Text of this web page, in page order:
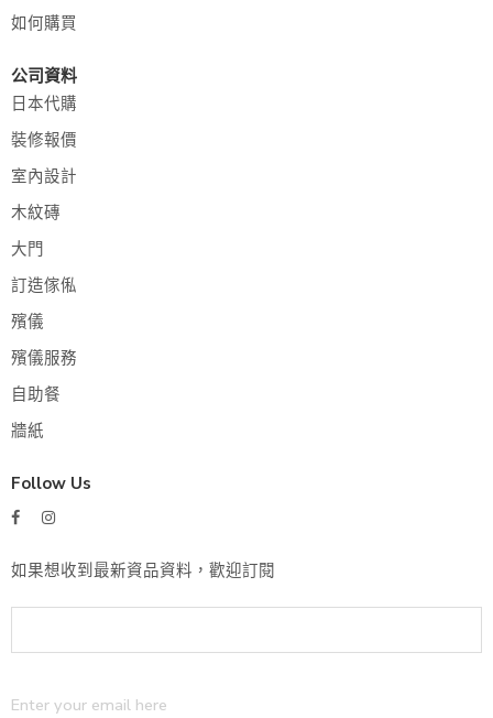
如何購買
公司資料
日本代購
裝修報價
室內設計
木紋磚
大門
訂造傢俬
殯儀
殯儀服務
自助餐
牆紙
Follow Us
如果想收到最新資品資料，歡迎訂閱